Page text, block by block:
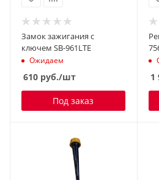
Замок зажигания с
ключем SB-961LTE
Ожидаем
610 руб./шт
Под заказ
1